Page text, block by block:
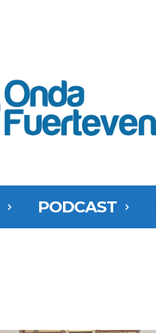
PODCAST